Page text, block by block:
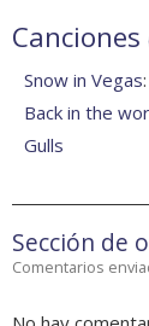
Canciones
Snow in Vegas
Back in the
Gulls
Sección de
Comentarios